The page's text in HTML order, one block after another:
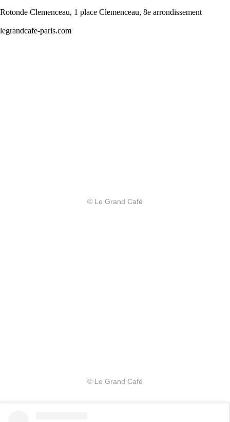
Rotonde Clemenceau, 1 place Clemenceau, 8e arrondissement
legrandcafe-paris.com
© Le Grand Café
© Le Grand Café